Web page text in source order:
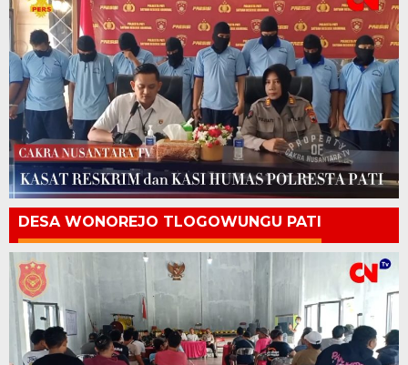
DESA WONOREJO TLOGOWUNGU PATI